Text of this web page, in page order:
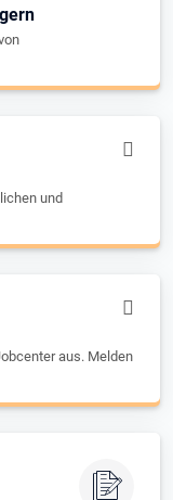
und
aus. Melden